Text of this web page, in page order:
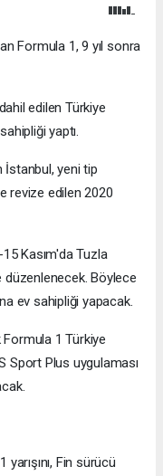
Formula 1, 9 yıl sonra
edilen Türkiye
yaptı.
İstanbul, yeni tip
revize edilen 2020
Kasım'da Tuzla
Böylece
ev sahipliği yapacak.
1 Türkiye
Sport Plus uygulaması
Fin sürücü